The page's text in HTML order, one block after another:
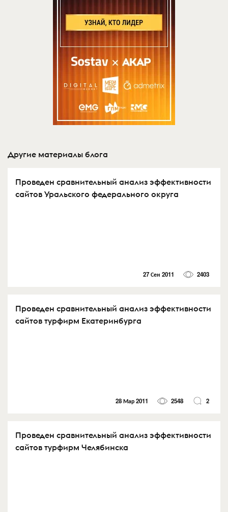
Другие материалы блога
Проведен сравнительный анализ эффективности
сайтов Уральского федерального округа
27 Сен 2011 2403
Проведен сравнительный анализ эффективности
сайтов турфирм Екатеринбурга
28 Мар 2011 2548 2
Проведен сравнительный анализ эффективности
сайтов турфирм Челябинска